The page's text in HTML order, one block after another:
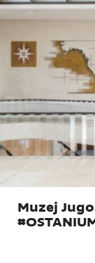
Muzej